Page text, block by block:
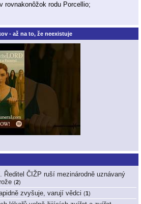
rovnakonôžok rodu Porcellio;
- až na to, že neexistuje
Ředitel ČIŽP ruší mezinárodně uznávaný
(2)
zvyšuje, varují vědci (1 )